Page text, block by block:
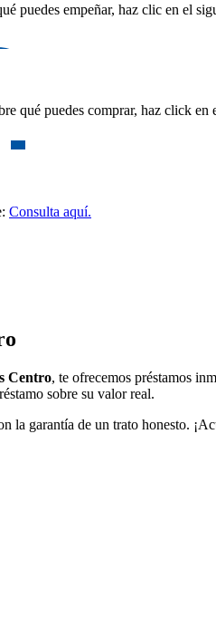
puedes empeñar, haz clic en el
qué puedes comprar, haz click en
Consulta aquí.
Centro, te ofrecemos préstamos
sobre su valor real.
garantía de un trato honesto.